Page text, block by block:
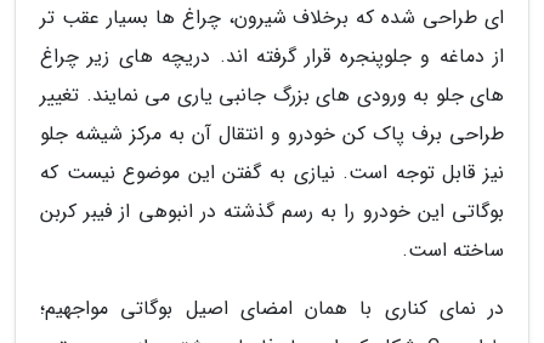
ای طراحی شده که برخلاف شیرون، چراغ ها بسیار عقب تر
از دماغه و جلوپنجره قرار گرفته اند. دریچه های زیر چراغ
های جلو به ورودی های بزرگ جانبی یاری می نمایند. تغییر
طراحی برف پاک کن خودرو و انتقال آن به مرکز شیشه جلو
نیز قابل توجه است. نیازی به گفتن این موضوع نیست که
بوگاتی این خودرو را به رسم گذشته در انبوهی از فیبر کربن
ساخته است.
در نمای کناری با همان امضای اصیل بوگاتی مواجهیم؛